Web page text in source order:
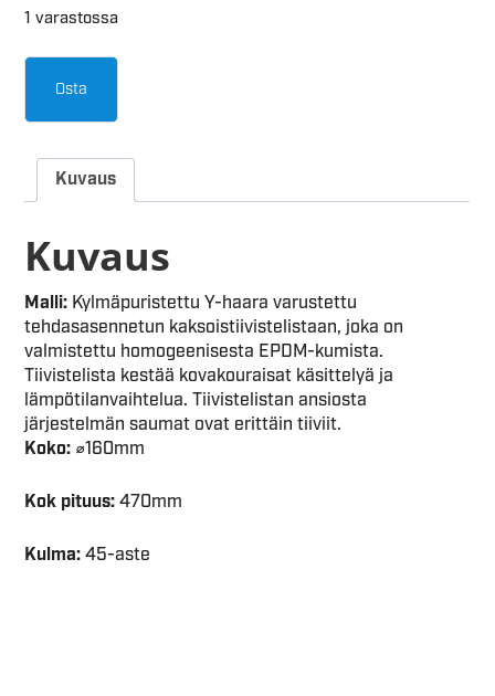
1 varastossa
Osta
Kuvaus
Kuvaus
Malli: Kylmäpuristettu Y-haara varustettu
tehdasasennetun kaksoistiivistelistaan, joka on
valmistettu homogeenisesta EPDM-kumista.
Tiivistelista kestää kovakouraisat käsittelyä ja
lämpötilanvaihtelua. Tiivistelistan ansiosta
järjestelmän saumat ovat erittäin tiiviit.
Koko: ⌀160mm
Kok pituus:470mm
Kulma:45-aste